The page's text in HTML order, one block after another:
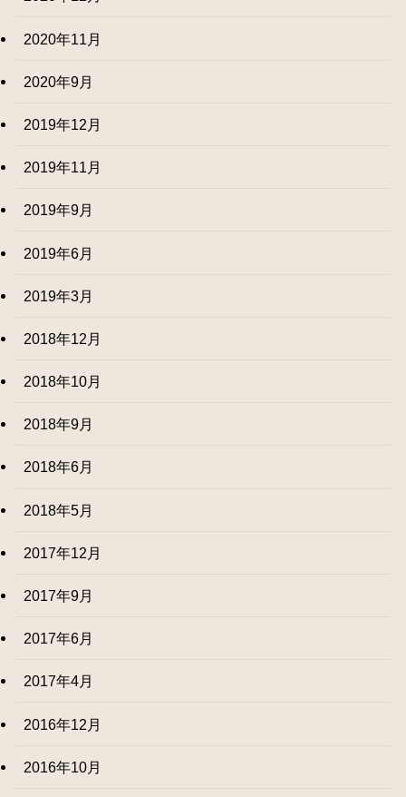
2020年11月
2020年9月
2019年12月
2019年11月
2019年9月
2019年6月
2019年3月
2018年12月
2018年10月
2018年9月
2018年6月
2018年5月
2017年12月
2017年9月
2017年6月
2017年4月
2016年12月
2016年10月